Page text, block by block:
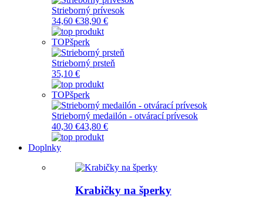
Strieborný prívesok
34,60 €38,90 €
TOPšperk
Strieborný prsteň
35,10 €
TOPšperk
Strieborný medailón - otvárací prívesok
40,30 €43,80 €
Doplnky
Krabičky na šperky